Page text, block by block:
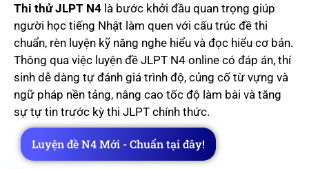
Thi thử JLPT N4 là bước khởi đầu quan trọng giúp
người học tiếng Nhật làm quen với cấu trúc đề thi
chuẩn, rèn luyện kỹ năng nghe hiểu và đọc hiểu cơ bản.
Thông qua việc luyện đề JLPT N4 online có đáp án, thí
sinh dễ dàng tự đánh giá trình độ, củng cố từ vựng và
ngữ pháp nền tảng, nâng cao tốc độ làm bài và tăng
sự tự tin trước kỳ thi JLPT chính thức.
Luyện đề N4 Mới - Chuẩn tại đây!